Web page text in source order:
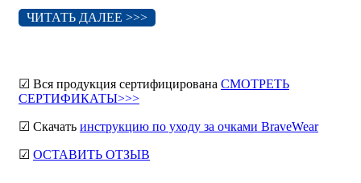
ЧИТАТЬ ДАЛЕЕ >>>
☑ Вся продукция сертифицирована СМОТРЕТЬ
СЕРТИФИКАТЫ>>>
☑ Скачать инструкцию по уходу за очками BraveWear
☑ ОСТАВИТЬ ОТЗЫВ